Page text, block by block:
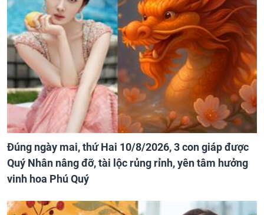
Đúng ngày mai, thứ Hai 10/8/2026, 3 con giáp được
Quý Nhân nâng đỡ, tài lộc rủng rỉnh, yên tâm hưởng
vinh hoa Phú Quý